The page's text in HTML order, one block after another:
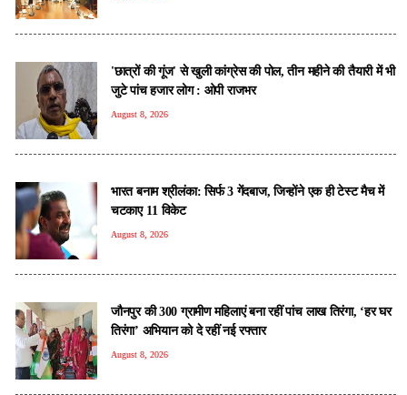
'छात्रों की गूंज' से खुली कांग्रेस की पोल, तीन महीने की तैयारी में भी
जुटे पांच हजार लोग : ओपी राजभर
August 8, 2026
भारत बनाम श्रीलंका: सिर्फ 3 गेंदबाज, जिन्होंने एक ही टेस्ट मैच में
चटकाए 11 विकेट
August 8, 2026
जौनपुर की 300 ग्रामीण महिलाएं बना रहीं पांच लाख तिरंगा, ‘हर घर
तिरंगा’ अभियान को दे रहीं नई रफ्तार
August 8, 2026